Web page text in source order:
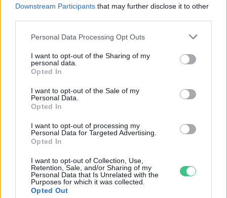
Downstream Participants that may further disclose it to other
Personal Data Processing Opt Outs
I want to opt-out of the Sharing of my
personal data.
Opted In
I want to opt-out of the Sale of my
Personal Data.
Opted In
I want to opt-out of processing my
Personal Data for Targeted Advertising.
Opted In
I want to opt-out of Collection, Use,
Retention, Sale, and/or Sharing of my
Personal Data that Is Unrelated with the
Purposes for which it was collected.
Opted Out
Rekord alacsony a Velencei-tó vízszintje. Alkalmazkodási válság
vagy ökológiai katasztrófa? Dr. Boromisza Zsomborral jártuk körbe
a tó múltját, jelenét, jövőjét.